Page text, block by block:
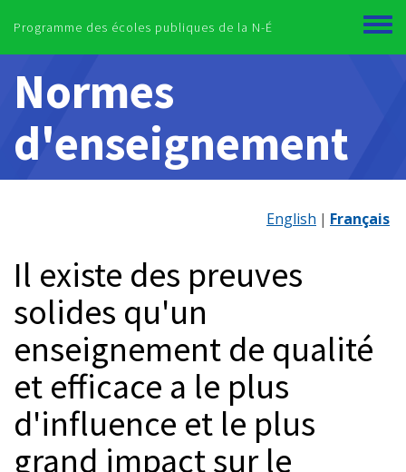
Programme des écoles publiques de la N-É
menu
Normes
d'enseignement
English Français
Il existe des preuves
solides qu'un
enseignement de qualité
et efficace a le plus
d'influence et le plus
grand impact sur le